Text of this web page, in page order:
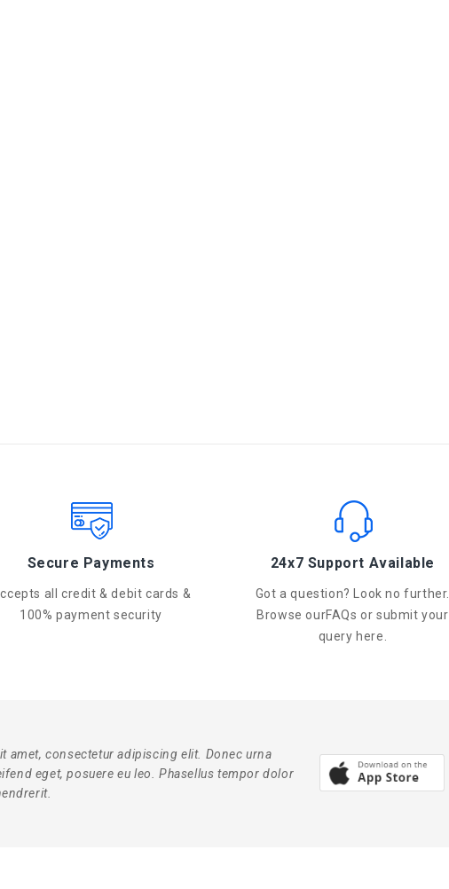
Secure Payments
all credit & debit cards &
100% payment security
24x7 Support Available
Got a question? Look no further.
Browse ourFAQs or submit your
query here.
amet, consectetur adipiscing elit. Donec urna
eget, posuere eu leo. Phasellus tempor dolor